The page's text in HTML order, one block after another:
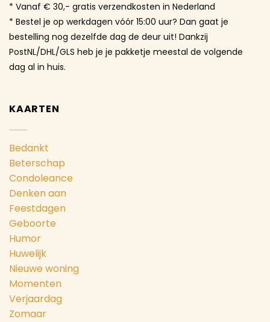
* Vanaf € 30,- gratis verzendkosten in Nederland
* Bestel je op werkdagen vóór 15:00 uur? Dan gaat je
bestelling nog dezelfde dag de deur uit! Dankzij
PostNL/DHL/GLS heb je je pakketje meestal de volgende
dag al in huis.
KAARTEN
Bedankt
Beterschap
Condoleance
Denken aan
Feestdagen
Geboorte
Humor
Huwelijk
Nieuwe woning
Momenten
Verjaardag
Zomaar